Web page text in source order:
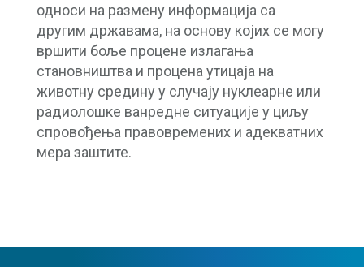
односи на размену информација са
другим државама, на основу којих се могу
вршити боље процене излагања
становништва и процена утицаја на
животну средину у случају нуклеарне или
радиолошке ванредне ситуације у циљу
спровођења правовремених и адекватних
мера заштите.